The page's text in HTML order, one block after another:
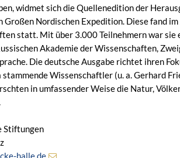
widmet sich die Quellenedition der
Großen Nordischen Expedition. Diese fand
statt. Mit über 3.000 Teilnehmern war
Akademie der Wissenschaften,
Die deutsche Ausgabe richtet ihren
Wissenschaftler (u. a. Gerhard
in umfassender Weise die Natur,
Stiftungen
halle.de